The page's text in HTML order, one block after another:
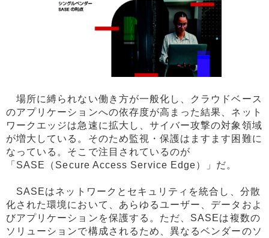
場所に縛られない働き方が一般化し、クラウドベース
のアプリケーションへの依存度が高まった結果、ネット
ワークエッジは急速に拡大し、サイバー攻撃の対象領域
が増大している。そのため監視・保護はますます困難に
なっている。そこで注目されているのが
「SASE（Secure Access Service Edge）」だ。
SASEはネットワークとセキュリティを統合し、分散
化された環境において、あらゆるユーザー、データおよ
びアプリケーションを保護する。ただ、SASEは複数の
ソリューションで構成されるため、異なるベンダーのソ